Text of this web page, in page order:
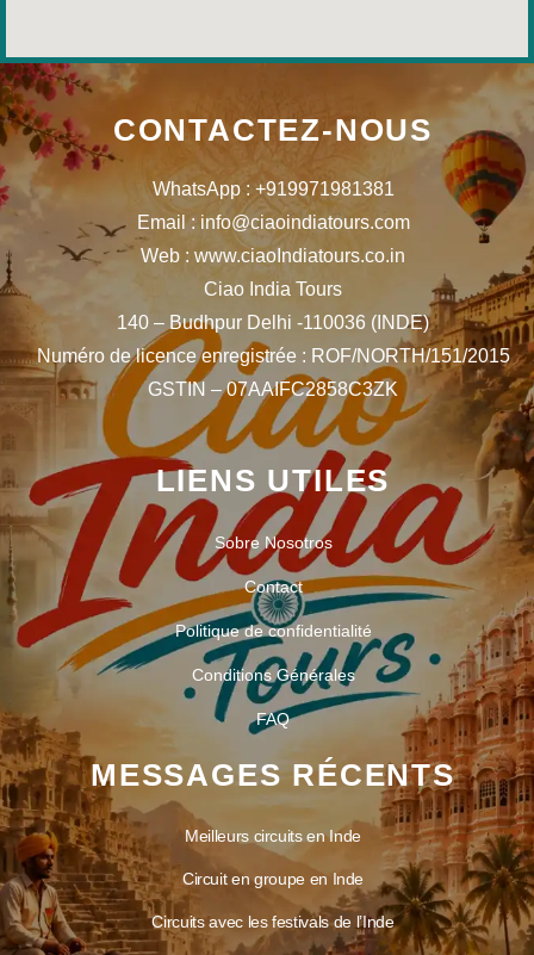
CONTACTEZ-NOUS
WhatsApp : +919971981381
Email : info@ciaoindiatours.com
Web : www.ciaoIndiatours.co.in
Ciao India Tours
140 – Budhpur Delhi -110036 (INDE)
Numéro de licence enregistrée : ROF/NORTH/151/2015
GSTIN – 07AAIFC2858C3ZK
LIENS UTILES
Sobre Nosotros
Contact
Politique de confidentialité
Conditions Générales
FAQ
MESSAGES RÉCENTS
Meilleurs circuits en Inde
Circuit en groupe en Inde
Circuits avec les festivals de l’Inde